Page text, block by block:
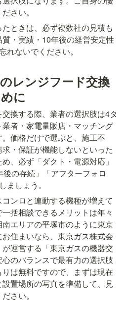
さい。
ときは、必ず複数社の見積も
・実績・10年後の経営安定性
れないでください。
レンジフード交換
に
換する際、業者の選択肢は4タ
者・家電量販店・マッチング
価格だけで選ぶと、施工不
・保証が機能しないといった
、必ず「ダクト・電源対応」
後の存続」「アフターフォロ
ましょう。
ンロと連動する機種が増えて
括相談できるメリットは年々
エリアの平塚市のように東京
住まいなら、東京ガス株式会
運営する「東京ガスの機器交
のバランスで最有力の選択肢
は無料ですので、まずは現在
置場所の写真を準備して、見
さい。